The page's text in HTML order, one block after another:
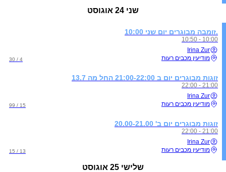
שני 24 אוגוסט
.זומבה מבוגרים יום שני 10:00
10:00 - 10:50
Irina Zur
מודיעין מכבים רעות
4 / 30
זוגות מבוגרים יום ב 21:00-22:00 החל מה 13.7
21:00 - 22:00
Irina Zur
מודיעין מכבים רעות
15 / 99
זוגות מבוגרים יום ב' 20.00-21.00
21:00 - 22:00
Irina Zur
מודיעין מכבים רעות
13 / 15
שלישי 25 אוגוסט